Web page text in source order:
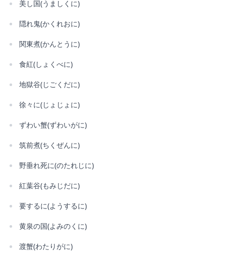
美し国(うましくに)
隠れ鬼(かくれおに)
関東煮(かんとうに)
食紅(しょくべに)
地獄谷(じごくだに)
徐々に(じょじょに)
ずわい蟹(ずわいがに)
筑前煮(ちくぜんに)
野垂れ死に(のたれじに)
紅葉谷(もみじだに)
要するに(ようするに)
黄泉の国(よみのくに)
渡蟹(わたりがに)